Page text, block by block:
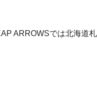
ARROWSでは北海